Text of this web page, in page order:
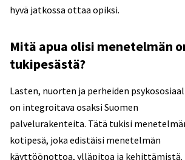
hyvä jatkossa ottaa opiksi.
Mitä apua olisi menetelmän
tukipesästä?
Lasten, nuorten ja perheiden
on integroitava osaksi Suomen
palvelurakenteita. Tätä tukisi
kotipesä, joka edistäisi menetelmän
käyttöönottoa, ylläpitoa ja kehittämistä.